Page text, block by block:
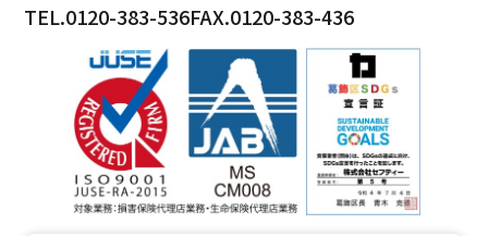
TEL.0120-383-536FAX.0120-383-436